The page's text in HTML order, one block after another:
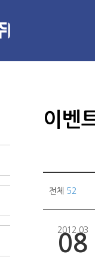
이벤
전체 52
2012.03
08